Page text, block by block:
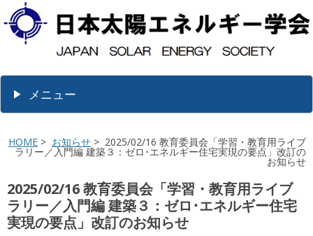
メニュー
HOME > お知らせ > 2025/02/16 教育委員会「学習・教育用ライブ
ラリー／入門編 建築３：ゼロ･エネルギー住宅実現の要点」改訂の
お知らせ
2025/02/16 教育委員会「学習・教育用ライブ
ラリー／入門編 建築３：ゼロ･エネルギー住宅
実現の要点」改訂のお知らせ